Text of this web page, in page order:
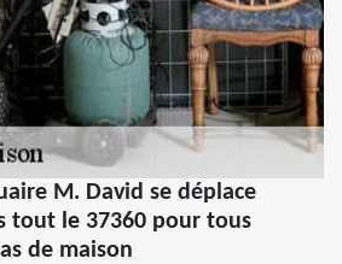
M. David se déplace
tout le 37360 pour tous
de maison